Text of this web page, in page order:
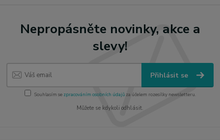
Nepropásněte novinky, akce a
slevy!
Přihlásit se
Souhlasím se zpracováním osobních údajůza účelem rozesílky newsletteru.
Můžete se kdykoli odhlásit.